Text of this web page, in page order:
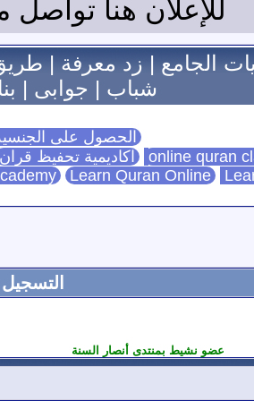
للإعلان هنا تواصل
الجامع|زد معرفة|
شباب | جوابى |
الحصول على
اكاديمية تحفيظ
Learn Quran Online
التسجيل
عضو نشيط بمنتدى أنصار السنة